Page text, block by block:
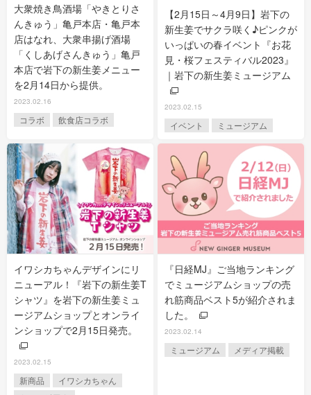
大衆焼き鳥酒場「やきとりさ
んきゅう」亀戸本店・亀戸本
店はなれ、大衆串揚げ酒場
「くしあげさんきゅう」亀戸
本店で岩下の新生姜メニュー
を2月14日から提供。
2023.02.16
コラボ 飲食店コラボ
【2月15日～4月9日】岩下の
新生姜でサクラ咲く♪ピンクが
いっぱいの春イベント『お花
見・桜フェスティバル2023』
｜岩下の新生姜ミュージアム
2023.02.15
イベント ミュージアム
イワシカちゃんデザインにリ
ニューアル！『岩下の新生姜T
シャツ』を岩下の新生姜ミュ
ージアムショップとオンライ
ンショップで2月15日発売。
2023.02.15
新商品
イワシカちゃん
『日経MJ』ご当地ランキング
でミュージアムショップの売
れ筋商品ベスト5が紹介されま
した。
2023.02.14
ミュージアム メディア掲載